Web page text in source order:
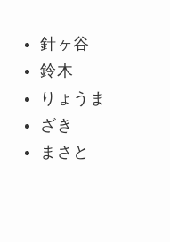
針ヶ谷
鈴木
りょうま
ざき
まさと